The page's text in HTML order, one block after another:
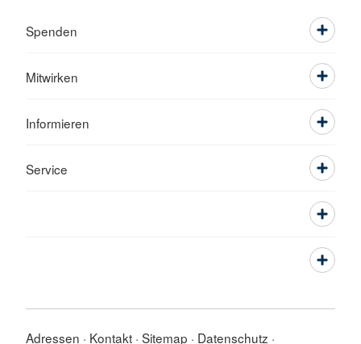
Spenden
Mitwirken
Informieren
Service
Adressen Kontakt Sitemap Datenschutz